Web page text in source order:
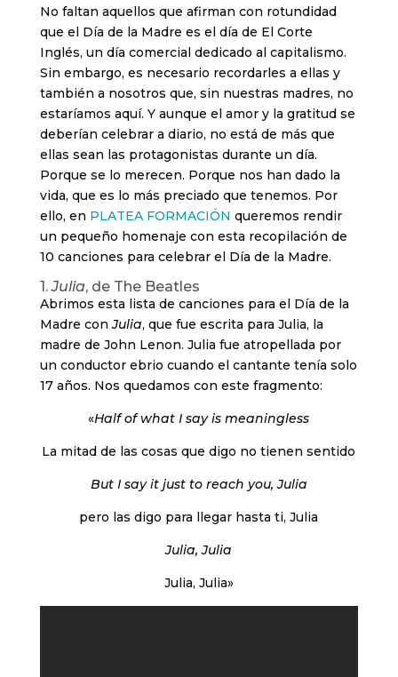
No faltan aquellos que afirman con rotundidad
que el Día de la Madre es el día de El Corte
Inglés, un día comercial dedicado al capitalismo.
Sin embargo, es necesario recordarles a ellas y
también a nosotros que, sin nuestras madres, no
estaríamos aquí. Y aunque el amor y la gratitud se
deberían celebrar a diario, no está de más que
ellas sean las protagonistas durante un día.
Porque se lo merecen. Porque nos han dado la
vida, que es lo más preciado que tenemos. Por
ello, en PLATEA FORMACIÓN queremos rendir
un pequeño homenaje con esta recopilación de
10 canciones para celebrar el Día de la Madre.
1.Julia, de The Beatles
Abrimos esta lista de canciones para el Día de la
Madre conJulia, que fue escrita para Julia, la
madre de John Lenon. Julia fue atropellada por
un conductor ebrio cuando el cantante tenía solo
17 años. Nos quedamos con este fragmento:
«Half of what I say is meaningless
La mitad de las cosas que digo no tienen sentido
But I say it just to reach you, Julia
pero las digo para llegar hasta ti, Julia
Julia, Julia
Julia, Julia»